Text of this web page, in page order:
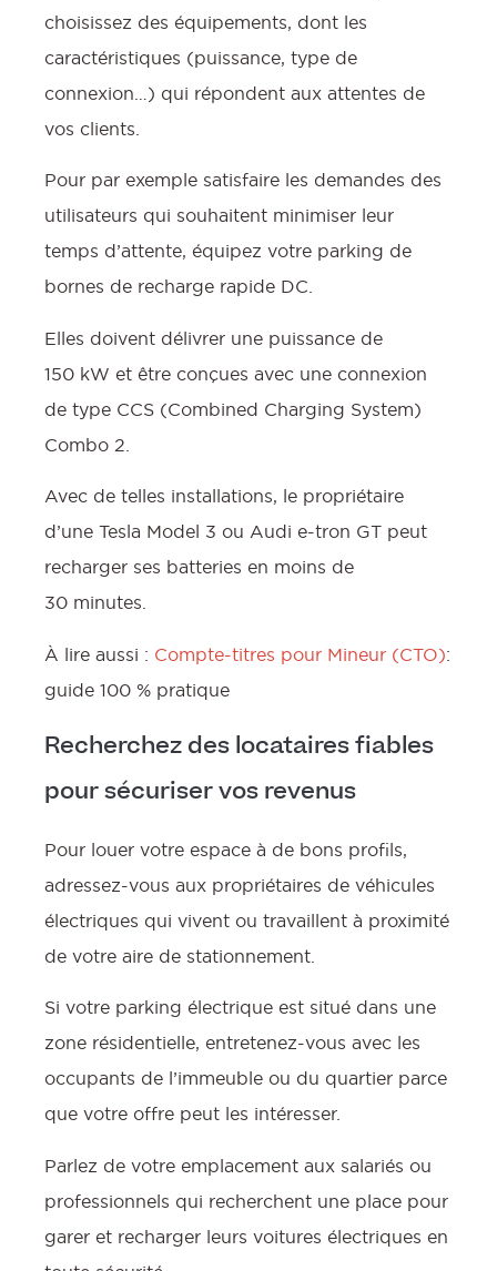
choisissez des équipements, dont les
caractéristiques (puissance, type de
connexion…) qui répondent aux attentes de
vos clients.
Pour par exemple satisfaire les demandes des
utilisateurs qui souhaitent minimiser leur
temps d’attente, équipez votre parking de
bornes de recharge rapide DC.
Elles doivent délivrer une puissance de
150 kW et être conçues avec une connexion
de type CCS (Combined Charging System)
Combo 2.
Avec de telles installations, le propriétaire
d’une Tesla Model 3 ou Audi e-tron GT peut
recharger ses batteries en moins de
30 minutes.
À lire aussi : Compte-titres pour Mineur (CTO):
guide 100 % pratique
Recherchez des locataires fiables
pour sécuriser vos revenus
Pour louer votre espace à de bons profils,
adressez-vous aux propriétaires de véhicules
électriques qui vivent ou travaillent à proximité
de votre aire de stationnement.
Si votre parking électrique est situé dans une
zone résidentielle, entretenez-vous avec les
occupants de l’immeuble ou du quartier parce
que votre offre peut les intéresser.
Parlez de votre emplacement aux salariés ou
professionnels qui recherchent une place pour
garer et recharger leurs voitures électriques en